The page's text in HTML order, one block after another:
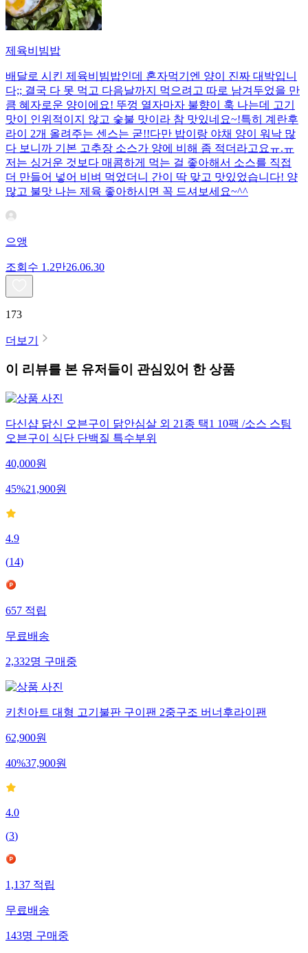
제육비빔밥
배달로 시킨 제육비빔밥인데 혼자먹기엔 양이 진짜 대박입니
다;; 결국 다 못 먹고 다음날까지 먹으려고 따로 남겨두었을 만
큼 혜자로운 양이에요! 뚜껑 열자마자 불향이 훅 나는데 고기
맛이 인위적이지 않고 숯불 맛이라 참 맛있네요~!특히 계란후
라이 2개 올려주는 센스는 굳!! ​다만 밥이랑 야채 양이 워낙 많
다 보니까 기본 고추장 소스가 양에 비해 좀 적더라고요ㅠ.ㅠ
저는 싱거운 것보다 매콤하게 먹는 걸 좋아해서 소스를 직접
더 만들어 넣어 비벼 먹었더니 간이 딱 맞고 맛있었습니다! 양
많고 불맛 나는 제육 좋아하시면 꼭 드셔보세요~^^
으앵
조회수 1.2만26.06.30
173
더보기
이 리뷰를 본 유저들이 관심있어 한 상품
다신샵 닭신 오븐구이 닭안심살 외 21종 택1 10팩 /소스 스팀
오븐구이 식단 단백질 특수부위
40,000원
45%21,900원
4.9
(14)
657 적립
무료배송
2,332명 구매중
키친아트 대형 고기불판 구이팬 2중구조 버너후라이팬
62,900원
40%37,900원
4.0
(3)
1,137 적립
무료배송
143명 구매중